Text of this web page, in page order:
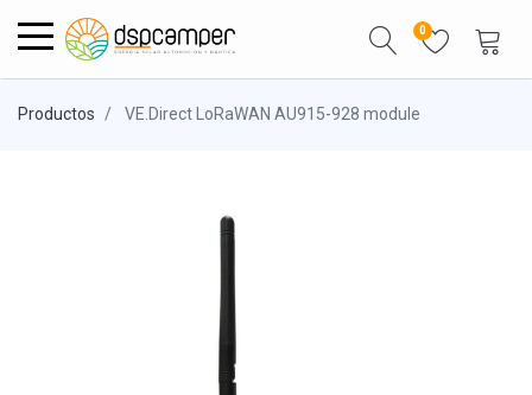
0
Productos VE.Direct LoRaWAN AU915-928 module